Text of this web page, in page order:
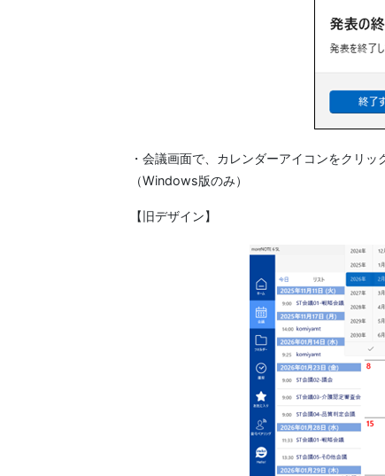
・会議画面で、カレンダーアイコンをクリ
（Windows版のみ）
【旧デザイン】